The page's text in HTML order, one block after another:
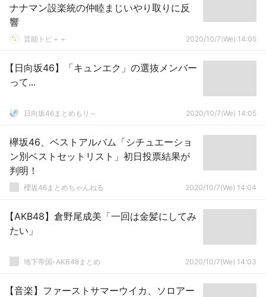
ナナマン設楽統の仲睦まじいやり取りに反
響
芸能トピ＋＋ 2020/10/7(We) 14:05
【日向坂46】「キュンエク」の選抜メンバー
って...
日向坂46まとめもり～ 2020/10/7(We) 14:05
欅坂46、ベストアルバム「シチュエーショ
ン別ベストセットリスト」初日投票結果が
判明！
櫻坂46まとめちゃんねる 2020/10/7(We) 14:04
【AKB48】倉野尾成美「一回は金髪にしてみ
たい」
地下帝国-AKB48まとめ 2020/10/7(We) 14:03
【音楽】ファーストサマーウイカ、ソロアー